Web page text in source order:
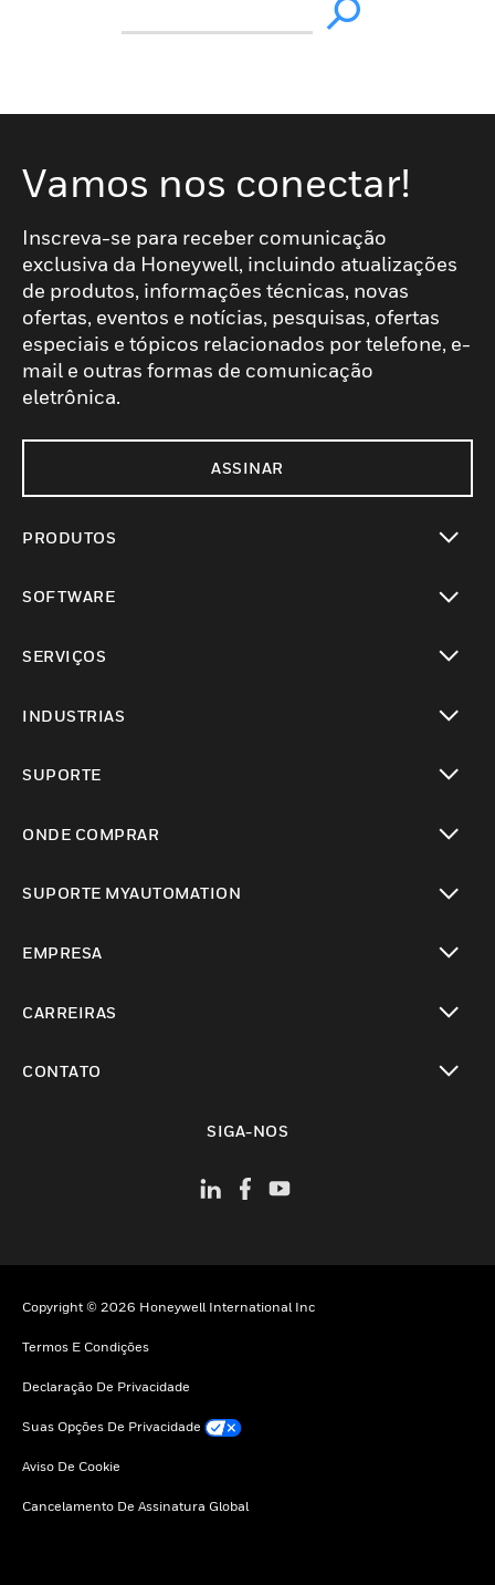
Vamos nos conectar!
Inscreva-se para receber comunicação
exclusiva da Honeywell, incluindo atualizações
de produtos, informações técnicas, novas
ofertas, eventos e notícias, pesquisas, ofertas
especiais e tópicos relacionados por telefone, e-
mail e outras formas de comunicação
eletrônica.
ASSINAR
PRODUTOS
SOFTWARE
SERVIÇOS
INDUSTRIAS
SUPORTE
ONDE COMPRAR
SUPORTE MYAUTOMATION
EMPRESA
CARREIRAS
CONTATO
SIGA-NOS
Copyright © 2026 Honeywell International Inc
Termos E Condições
Declaração De Privacidade
Suas Opções De Privacidade
Aviso De Cookie
Cancelamento De Assinatura Global